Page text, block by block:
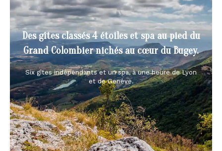
Des gîtes classés 4 étoiles et spa au pied du
Grand Colombier nichés au cœur du Bugey.
Six gîtes indépendants et un spa, à une heure de Lyon
et de Genève.